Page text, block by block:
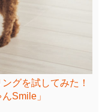
グを試してみた！
Smile」